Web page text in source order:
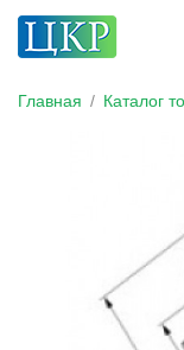
Главная / Каталог